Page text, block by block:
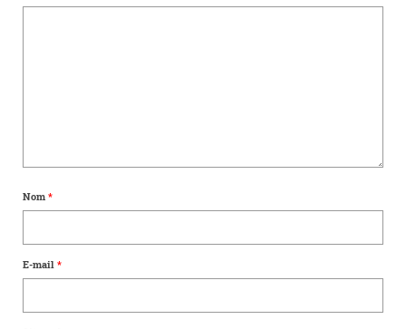
Nom *
E-mail *